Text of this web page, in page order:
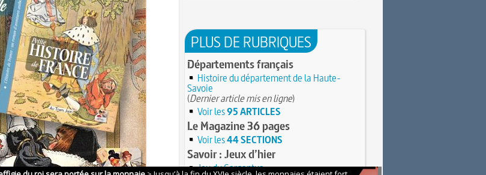
PLUS DE RUBRIQUES
Départements français
Histoire du département de la Haute-
Savoie
(Dernier article mis en ligne)
Voir les95 ARTICLES
Le Magazine 36 pages
Voir les44 SECTIONS
Savoir : Jeux d’hier
Jeu du Gargantua